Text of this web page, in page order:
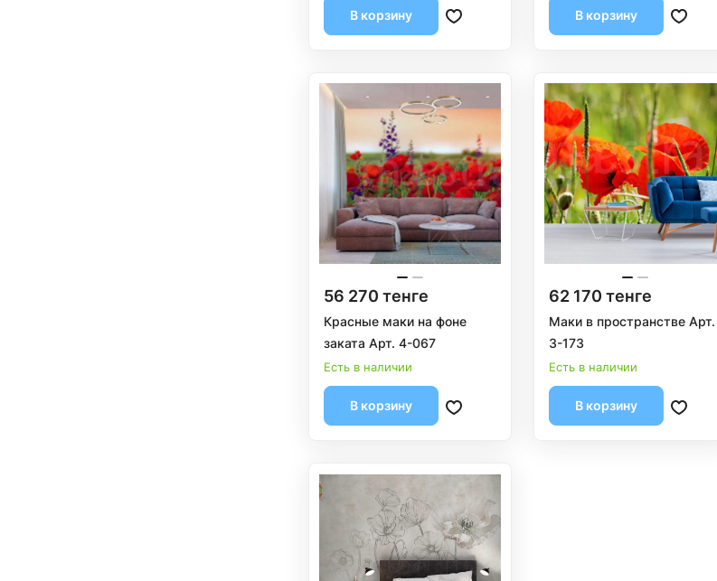
В корзину В корзину
56 270 тенге
Красные маки на фоне
заката Арт. 4-067
Есть в наличии
В корзину
62 170 тенге
Маки в пространстве Арт.
3-173
Есть в наличии
В корзину